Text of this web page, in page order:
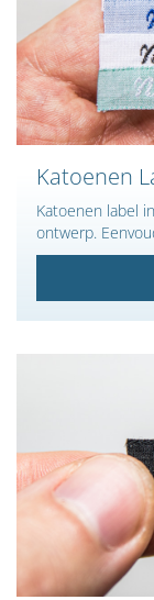
Katoenen
Katoenen label
ontwerp.